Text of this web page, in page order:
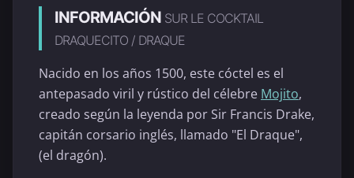
INFORMACIÓN SUR LE COCKTAIL
DRAQUECITO / DRAQUE
Nacido en los años 1500, este cóctel es el
antepasado viril y rústico del célebre Mojito,
creado según la leyenda por Sir Francis Drake,
capitán corsario inglés, llamado "El Draque",
(el dragón).